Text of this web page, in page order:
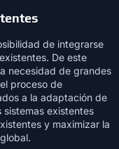
de integrarse
De este
necesidad de grandes
proceso de
a la adaptación de
sistemas existentes
y maximizar la